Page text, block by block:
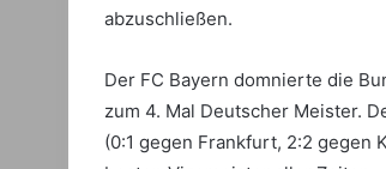
abzuschließen.
Der FC Bayern domnierte die
zum 4. Mal Deutscher Meister.
(0:1 gegen Frankfurt, 2:2 gegen